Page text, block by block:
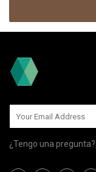
¿Tengo una pregunta?